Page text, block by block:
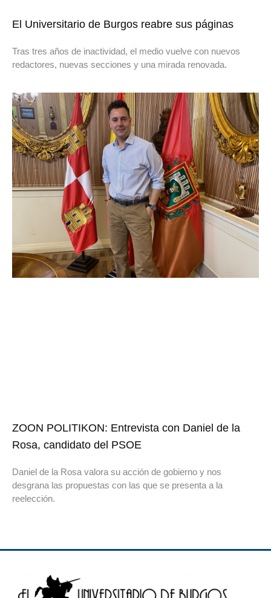
El Universitario de Burgos reabre sus páginas
Tras tres años de inactividad, el medio vuelve con nuevos
redactores, nuevas secciones y una mirada renovada.
ZOON POLITIKON: Entrevista con Daniel de la
Rosa, candidato del PSOE
Daniel de la Rosa valora su acción de gobierno y nos
desgrana las propuestas con las que se presenta a la
reelección.